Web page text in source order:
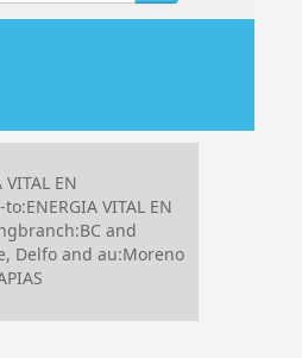
EN
VITAL EN
and
Delfo and au:Moreno